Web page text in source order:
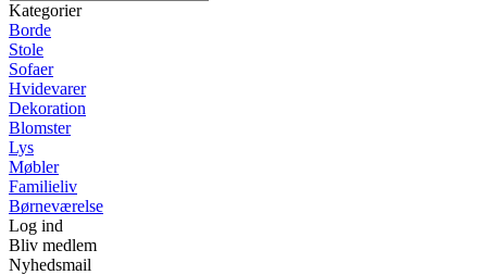
Kategorier
Borde
Stole
Sofaer
Hvidevarer
Dekoration
Blomster
Lys
Møbler
Familieliv
Børneværelse
Log ind
Bliv medlem
Nyhedsmail